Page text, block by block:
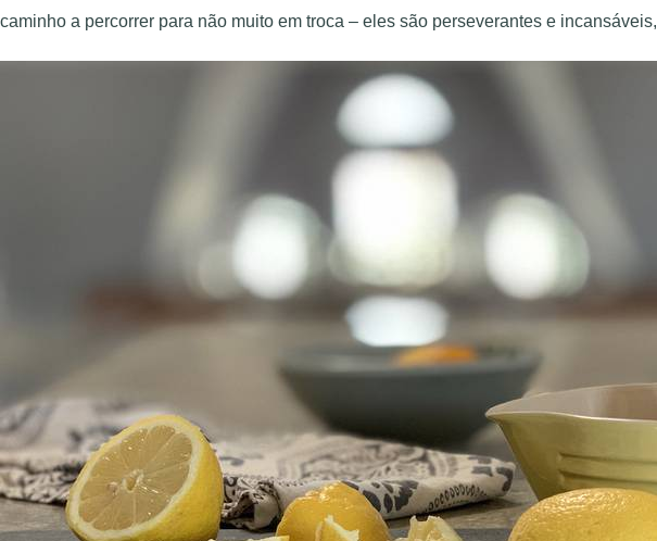
caminho a percorrer para não muito em troca – eles são perseverantes e